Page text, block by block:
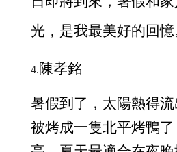
光，是我最美好的回憶
4.陳孝銘
暑假到了，太陽熱得
被烤成一隻北平烤鴨